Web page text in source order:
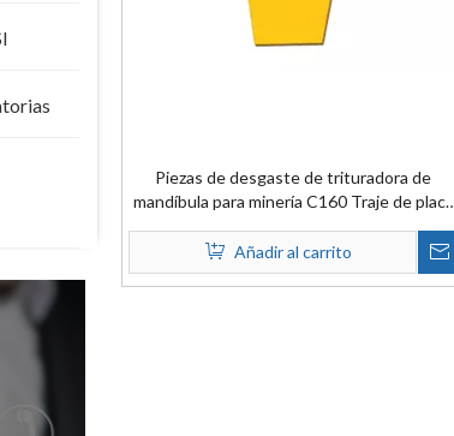
Piezas de desgaste de trituradora de
mandíbula para minería C160 Traje de placa
mandíbula Nordberg
Añadir al carrito